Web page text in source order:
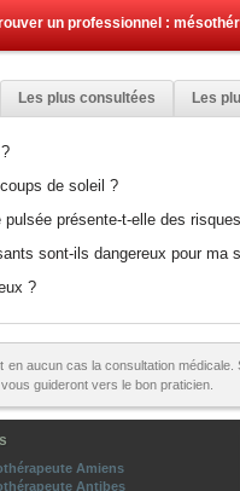
un professionnel :
Les plus consultées Les
de soleil ?
pulsée présente-t-elle des
sont-ils dangereux pour ma
?
en aucun cas la consultation
guideront vers le bon praticien.
Amiens
Antibes